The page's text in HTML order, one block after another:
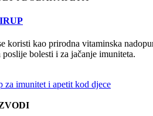
koristi kao prirodna vitaminska
bolesti i za jačanje imuniteta.